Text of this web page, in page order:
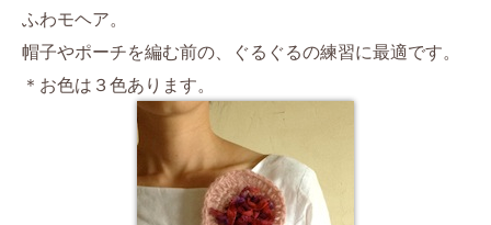
ふわモヘア。
帽子やポーチを編む前の、ぐるぐるの練習に最適です。
＊お色は３色あります。